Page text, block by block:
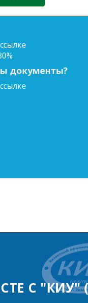
документы?
С "КИУ"